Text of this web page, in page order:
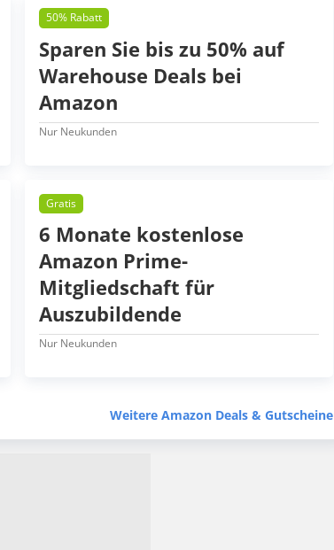
50% Rabatt
Sparen Sie bis zu 50% auf
Warehouse Deals bei
Amazon
Nur Neukunden
Gratis
6 Monate kostenlose
Amazon Prime-
Mitgliedschaft für
Auszubildende
Nur Neukunden
Weitere Amazon Deals & Gutscheine